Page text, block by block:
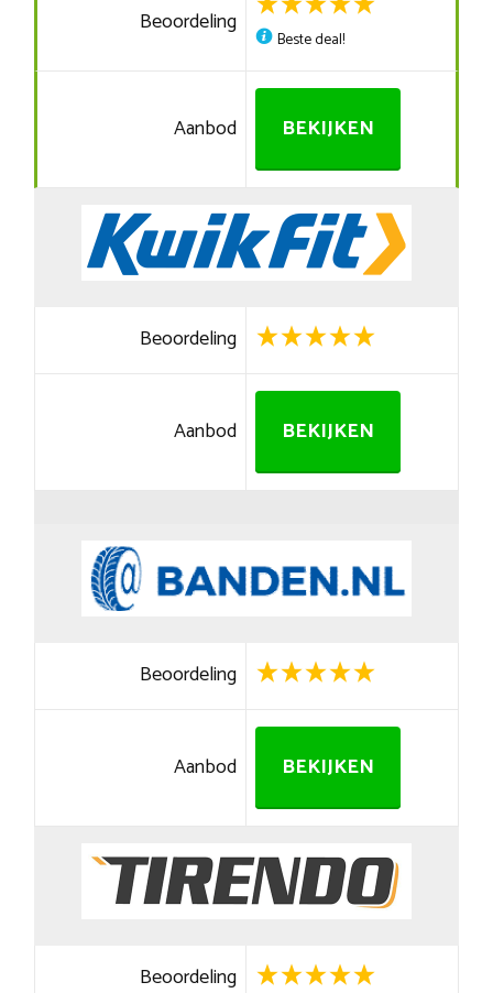
Beoordeling
Beste deal!
Aanbod BEKIJKEN
Beoordeling
Aanbod BEKIJKEN
Beoordeling
Aanbod BEKIJKEN
Beoordeling